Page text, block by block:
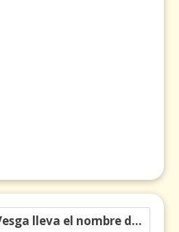
Carlos Manuel Vesga lleva el nombre de Colombia a los Emmy